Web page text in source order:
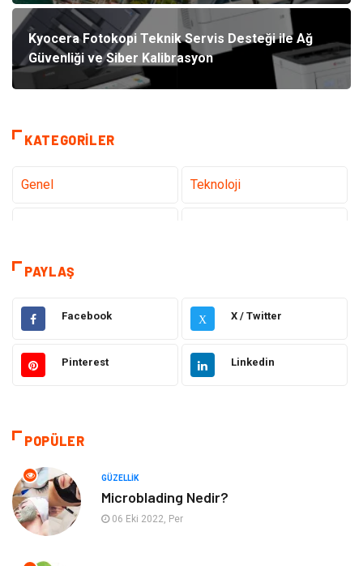
Kyocera Fotokopi Teknik Servis Desteği ile Ağ
Güvenliği ve Siber Kalibrasyon
KATEGORILER
Genel Teknoloji
Eğitim
Dekorasyon Elektronik
Güzellik Makine
Sağlıklı Yaşam
Yeme İçme
Organizasyon
Moda
PAYLAŞ
Facebook X X / Twitter
Pinterest Linkedin
POPÜLER
GÜZELLIK
Microblading Nedir?
06 Eki 2022, Per